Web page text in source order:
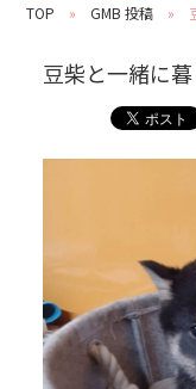
TOP GMB 投稿
豆柴と一緒に暮